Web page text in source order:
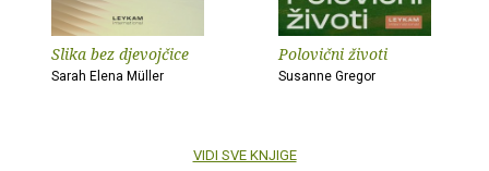
Slika bez djevojčice
Sarah Elena Müller
Polovični životi
Susanne Gregor
VIDI SVE KNJIGE